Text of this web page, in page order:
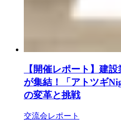
【開催レポート】建
が集結！「アトツギ
の変革と挑戦
交流会レポート